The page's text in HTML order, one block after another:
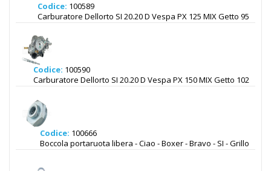
Codice: 100589
Carburatore Dellorto SI 20.20 D Vespa PX 125 MIX Getto 95
Codice: 100590
Carburatore Dellorto SI 20.20 D Vespa PX 150 MIX Getto 102
Codice: 100666
Boccola portaruota libera - Ciao - Boxer - Bravo - SI - Grillo